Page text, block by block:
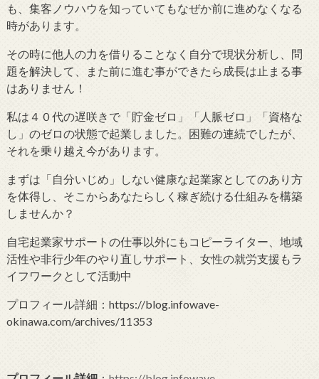
も、集客ノウハウを知っていてもなぜか前に進めなくなる
時があります。
その時に他人の力を借りることなく自分で現状分析し、問
題を解決して、また前に進む事ができたら成長は止まる事
はありません！
私は４０代の遅咲きで「貯金ゼロ」「人脈ゼロ」「資格な
し」のゼロの状態で起業しました。困難の連続でしたが、
それを乗り越え今があります。
まずは「自分いじめ」しない健康な起業家としてのあり方
を体得し、そこからあなたらしく稼ぎ続ける仕組みを構築
しませんか？
自宅起業家サポートの仕事以外にもコピーライター、地域
活性や非行少年のやり直しサポート、女性の就労支援もラ
イフワークとして活動中
プロフィール詳細：https://blog.infowave-
okinawa.com/archives/11353